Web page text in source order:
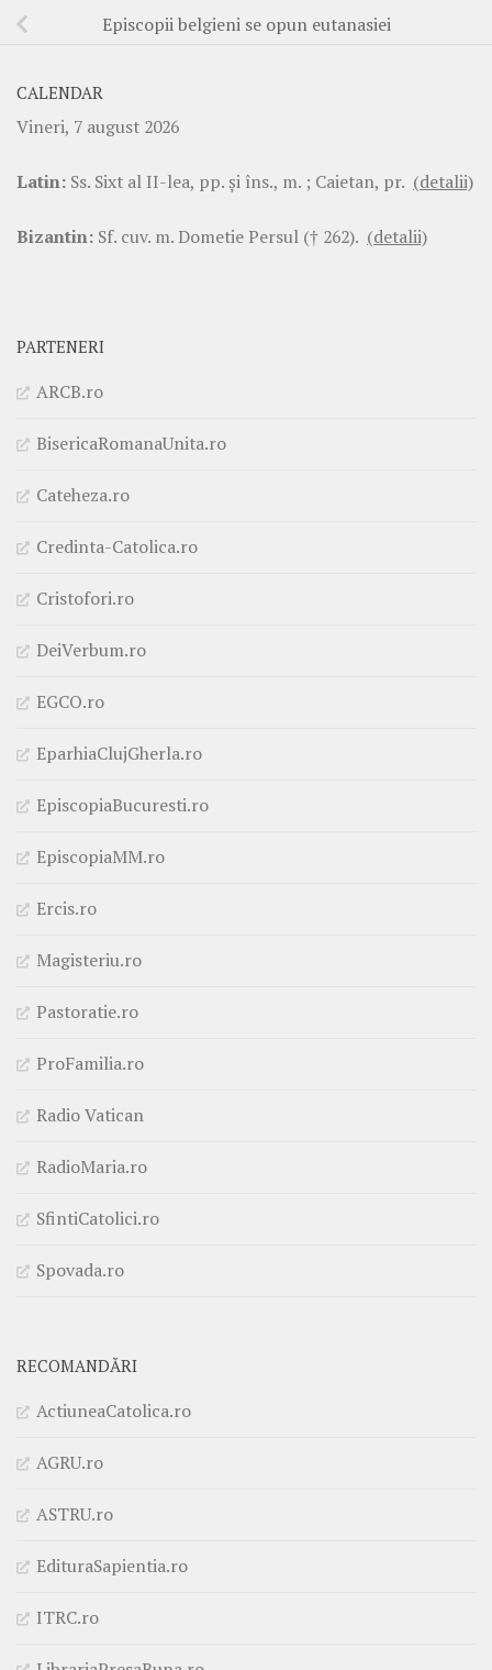
Episcopii belgieni se opun eutanasiei
CALENDAR
Vineri, 7 august 2026
Latin: Ss. Sixt al II-lea, pp. şi îns., m. ; Caietan, pr. (detalii)
Bizantin: Sf. cuv. m. Dometie Persul († 262). (detalii)
PARTENERI
ARCB.ro
BisericaRomanaUnita.ro
Cateheza.ro
Credinta-Catolica.ro
Cristofori.ro
DeiVerbum.ro
EGCO.ro
EparhiaClujGherla.ro
EpiscopiaBucuresti.ro
EpiscopiaMM.ro
Ercis.ro
Magisteriu.ro
Pastoratie.ro
ProFamilia.ro
Radio Vatican
RadioMaria.ro
SfintiCatolici.ro
Spovada.ro
RECOMANDĂRI
ActiuneaCatolica.ro
AGRU.ro
ASTRU.ro
EdituraSapientia.ro
ITRC.ro